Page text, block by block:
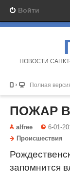
Войти
НОВОСТИ
Полная
ПОЖАР
alfree 6-01-
Происшествия
запомнится